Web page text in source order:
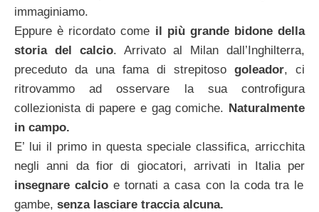
immaginiamo.
Eppure è ricordato come il più grande bidone della
storia del calcio. Arrivato al Milan dall’Inghilterra,
preceduto da una fama di strepitoso goleador, ci
ritrovammo ad osservare la sua controfigura
collezionista di papere e gag comiche. Naturalmente
in campo.
E’ lui il primo in questa speciale classifica, arricchita
negli anni da fior di giocatori, arrivati in Italia per
insegnare calcio e tornati a casa con la coda tra le
gambe, senza lasciare traccia alcuna.